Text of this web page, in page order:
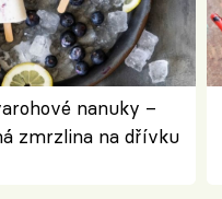
nanuky –
zmrzlina na dřívku